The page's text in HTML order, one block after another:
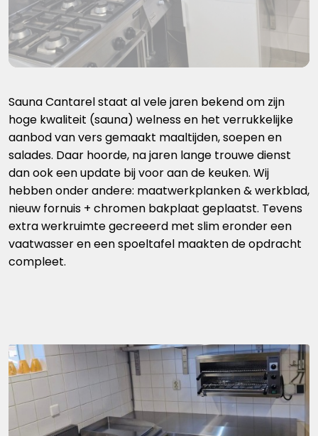
Sauna Cantarel staat al vele jaren bekend om zijn
hoge kwaliteit (sauna) welness en het verrukkelijke
aanbod van vers gemaakt maaltijden, soepen en
salades. Daar hoorde, na jaren lange trouwe dienst
dan ook een update bij voor aan de keuken. Wij
hebben onder andere: maatwerkplanken & werkblad,
nieuw fornuis + chromen bakplaat geplaatst. Tevens
extra werkruimte gecreeerd met slim eronder een
vaatwasser en een spoeltafel maakten de opdracht
compleet.